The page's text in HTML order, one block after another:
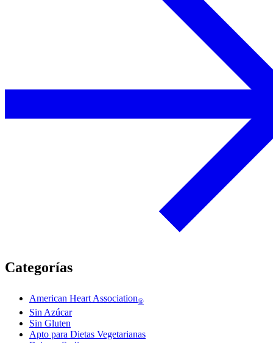
Categorías
American Heart Association®
Sin Azúcar
Sin Gluten
Apto para Dietas Vegetarianas